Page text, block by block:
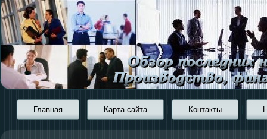
Главная Карта сайта Контакты